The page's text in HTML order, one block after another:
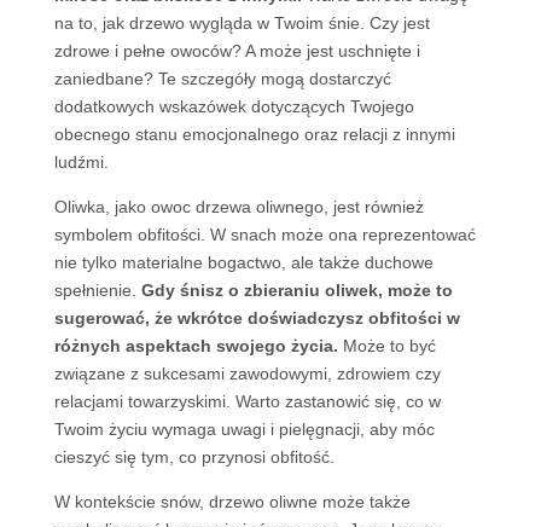
na to, jak drzewo wygląda w Twoim śnie. Czy jest
zdrowe i pełne owoców? A może jest uschnięte i
zaniedbane? Te szczegóły mogą dostarczyć
dodatkowych wskazówek dotyczących Twojego
obecnego stanu emocjonalnego oraz relacji z innymi
ludźmi.
Oliwka, jako owoc drzewa oliwnego, jest również
symbolem obfitości. W snach może ona reprezentować
nie tylko materialne bogactwo, ale także duchowe
spełnienie. Gdy śnisz o zbieraniu oliwek, może to
sugerować, że wkrótce doświadczysz obfitości w
różnych aspektach swojego życia. Może to być
związane z sukcesami zawodowymi, zdrowiem czy
relacjami towarzyskimi. Warto zastanowić się, co w
Twoim życiu wymaga uwagi i pielęgnacji, aby móc
cieszyć się tym, co przynosi obfitość.
W kontekście snów, drzewo oliwne może także